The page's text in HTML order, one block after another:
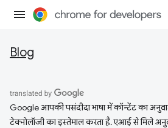
Blog
Google आपकी पसंदीदा भाषा में कॉन्टेंट का
टेक्नोलॉजी का इस्तेमाल करता है. एआई से मिले